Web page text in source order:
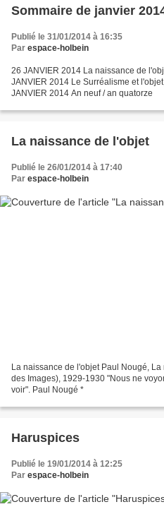
Sommaire de janvier
Publié le 31/01/2014 à 16:35
Par espace-holbein
26 JANVIER 2014 La naissance de
JANVIER 2014 Le Surréalisme et
JANVIER 2014 An neuf / an quatorze
La naissance de l'objet
Publié le 26/01/2014 à 17:40
Par espace-holbein
La naissance de l'objet Paul Nougé,
des Images), 1929-1930 "Nous ne
voir". Paul Nougé *
Haruspices
Publié le 19/01/2014 à 12:25
Par espace-holbein